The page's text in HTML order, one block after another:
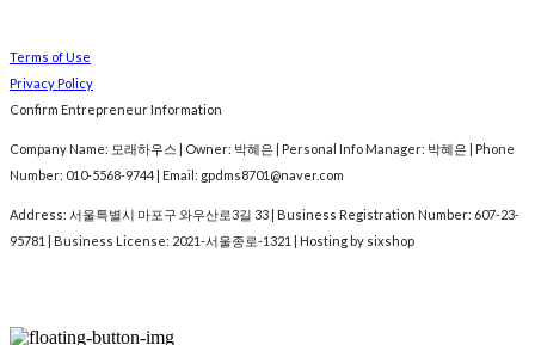
Terms of Use
Privacy Policy
Confirm Entrepreneur Information
Company Name: 모래하우스 | Owner: 박혜은 | Personal Info Manager: 박혜은 | Phone
Number: 010-5568-9744 | Email: gpdms8701@naver.com
Address: 서울특별시 마포구 와우산로3길 33 | Business Registration Number: 607-23-
95781
| Business License: 2021-서울종로-1321 | Hosting by sixshop